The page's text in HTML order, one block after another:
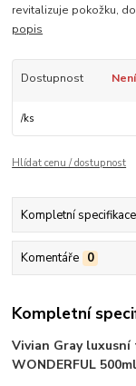
revitalizuje pokožku,
popis
Dostupnost
/ks
Hlídat cenu / dostupnost
Kompletní specifikace
Komentáře 0
Kompletní
Vivian Gray luxusní
WONDERFUL